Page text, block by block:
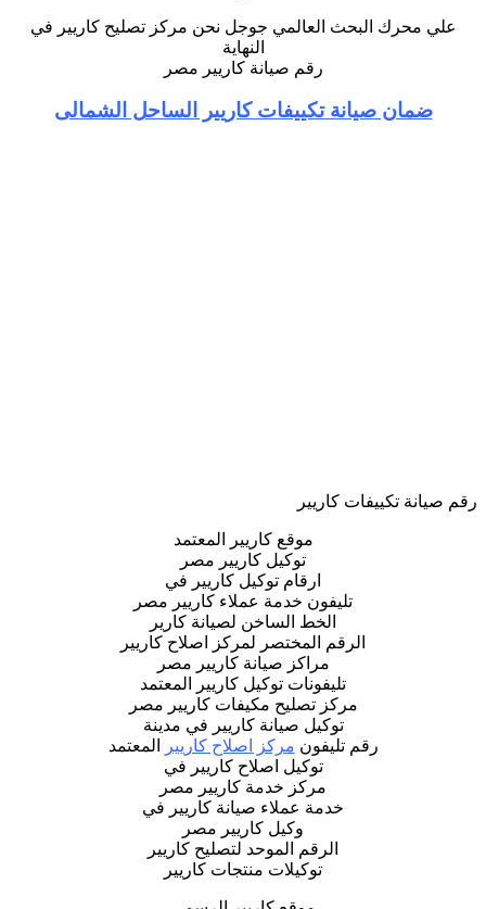
علي محرك البحث العالمي جوجل نحن مركز تصليح كاريير في
النهاية
رقم صيانة كاريير مصر
ضمان صيانة تكييفات كاريير الساحل الشمالى
رقم صيانة تكييفات كاريير
موقع كاريير المعتمد
توكيل كاريير مصر
ارقام توكيل كاريير في
تليفون خدمة عملاء كاريير مصر
الخط الساخن لصيانة كارير
الرقم المختصر لمركز اصلاح كاريير
مراكز صيانة كاريير مصر
تليفونات توكيل كاريير المعتمد
مركز تصليح مكيفات كاريير مصر
توكيل صيانة كاريير في مدينة
رقم تليفون مركز اصلاح كاريير
المعتمد
توكيل اصلاح كاريير في
مركز خدمة كاريير مصر
خدمة عملاء صيانة كاريير في
وكيل كاريير مصر
الرقم الموحد لتصليح كاريير
توكيلات منتجات كاريير